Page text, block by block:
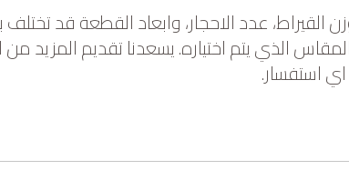
القيراط، عدد الاحجار، وابعاد القطعة قد
الذي يتم اختياره. يسعدنا تقديم المزيد من
اي استفسار.